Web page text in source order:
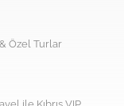
Özel Turlar